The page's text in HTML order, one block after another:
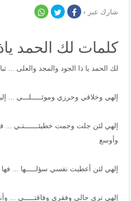
شارك عبر ›
كلمات لك الحمد
لك الحمد يا ذا الجود والمجد والعلى
إلهي وخلاقي وحرزي وموئـــــلـــي ...
إلهي لئن جلت وجمت خطيئـــــــتـي ...
وأوسع
إلهي لئن أعطيت نفسي سؤلـــــها ... فها
إلهي ترى حالي وفقري وفاقتـــــي ...